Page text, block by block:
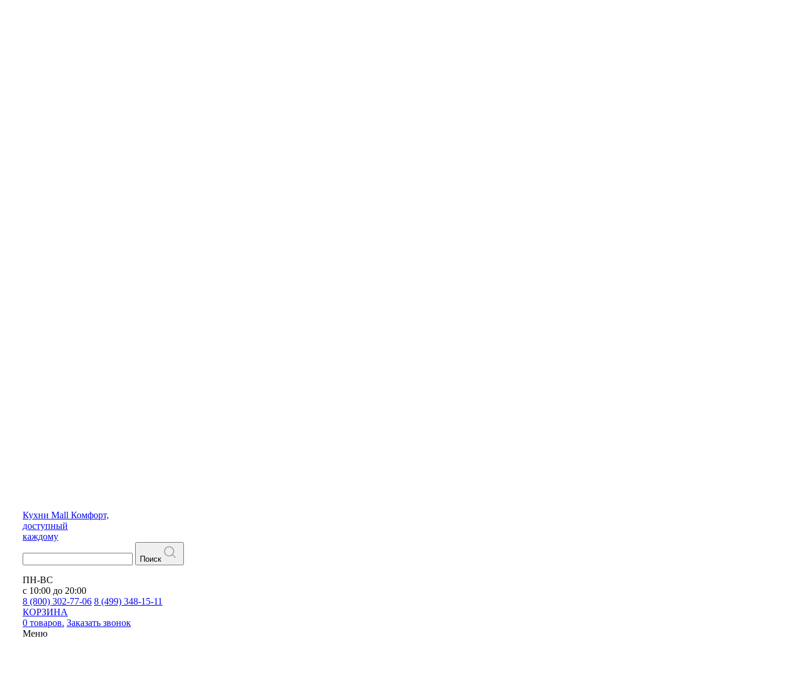
Кухни Mall Комфорт,
доступный
каждому
Поиск
ПН-ВС
с 10:00 до 20:00
8 (800) 302-77-06 8 (499) 348-15-11
КОРЗИНА
0 товаров. Заказать звонок
Меню